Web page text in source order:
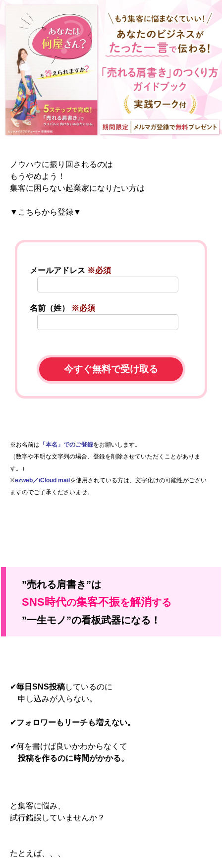
ノウハウに振り回されるのは
もうやめよう！
集客に困らない起業家になりたい方は
▼こちらから登録▼
メールアドレス ※必須
名前（姓） ※必須
※お名前は 「本名」でのご登録をお願いします。
（数字や不明な文字列の場合、登録を削除させていただくことがありま
す。）
※ezweb／iCloud mail を使用されている方は、文字化けの可能性がござい
ますのでご了承くださいませ。
”売れる肩書き”は
SNS時代の集客不振を解消する
”一生モノ”の看板武器になる！
✔毎日SNS投稿しているのに
申し込みが入らない。
✔フォロワーもリーチも増えない。
✔何を書けば良いかわからなくて
投稿を作るのに時間がかかる。
と集客に悩み、
試行錯誤していませんか？
たとえば、、、